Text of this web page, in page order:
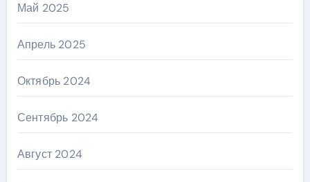
Май 2025
Апрель 2025
Октябрь 2024
Сентябрь 2024
Август 2024